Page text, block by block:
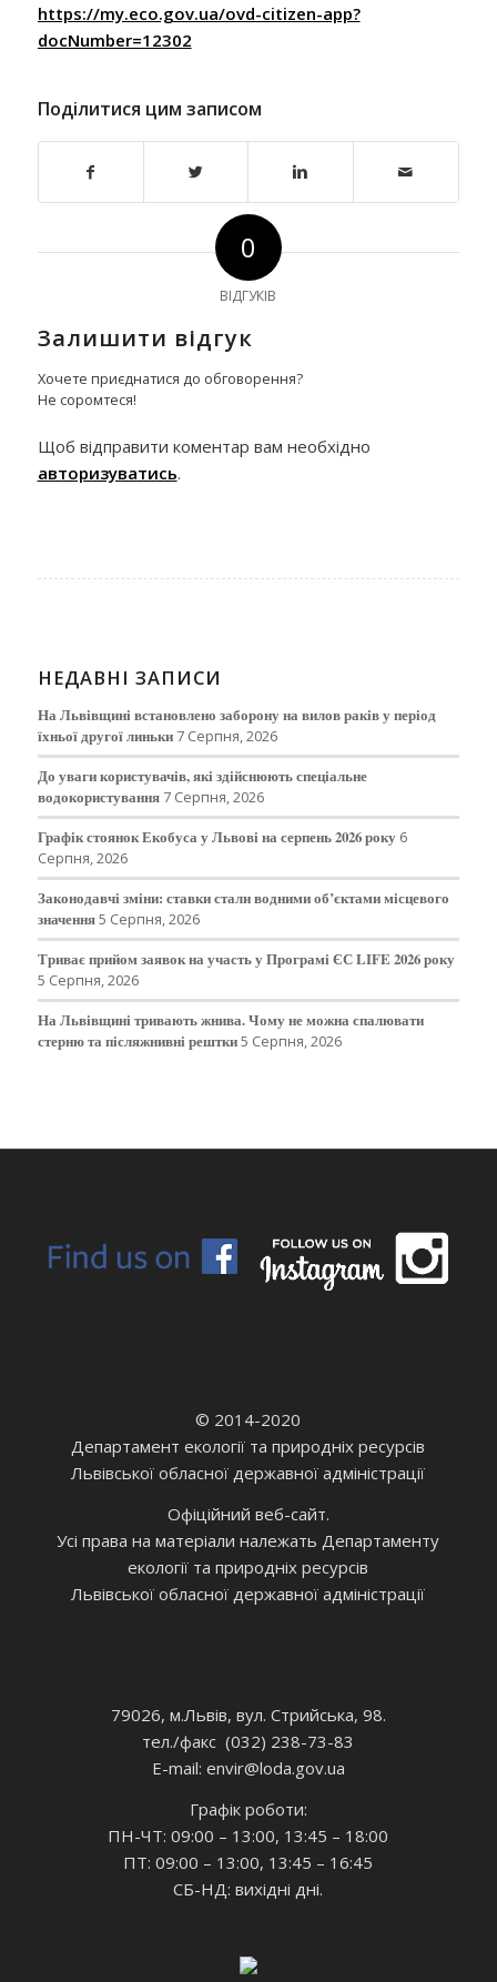
https://my.eco.gov.ua/ovd-citizen-app?
docNumber=12302
Поділитися цим записом
0
ВІДГУКІВ
Залишити відгук
Хочете приєднатися до обговорення?
Не соромтеся!
Щоб відправити коментар вам необхідно
авторизуватись.
НЕДАВНІ ЗАПИСИ
На Львівщині встановлено заборону на вилов раків у період
їхньої другої линьки 7 Серпня, 2026
До уваги користувачів, які здійснюють спеціальне
водокористування 7 Серпня, 2026
Графік стоянок Екобуса у Львові на серпень 2026 року 6
Серпня, 2026
Законодавчі зміни: ставки стали водними об’єктами місцевого
значення5 Серпня, 2026
Триває прийом заявок на участь у Програмі ЄС LIFE 2026 року
5 Серпня, 2026
На Львівщині тривають жнива. Чому не можна спалювати
стерню та післяжнивні рештки5 Серпня, 2026
© 2014-2020
Департамент екології та природніх ресурсів
Львівської обласної державної адміністрації
Офіційний веб-сайт.
Усі права на матеріали належать Департаменту
екології та природніх ресурсів
Львівської обласної державної адміністрації
79026, м.Львів, вул. Стрийська, 98.
тел./факс (032) 238-73-83
E-mail: envir@loda.gov.ua
Графік роботи:
ПН-ЧТ: 09:00 – 13:00, 13:45 – 18:00
ПТ: 09:00 – 13:00, 13:45 – 16:45
СБ-НД: вихідні дні.